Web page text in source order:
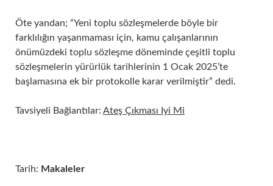
Öte yandan; “Yeni toplu sözleşmelerde böyle bir
farklılığın yaşanmaması için, kamu çalışanlarının
önümüzdeki toplu sözleşme döneminde çeşitli toplu
sözleşmelerin yürürlük tarihlerinin 1 Ocak 2025’te
başlamasına ek bir protokolle karar verilmiştir” dedi.
Tavsiyeli Bağlantılar: Ateş Çıkması Iyi Mi
Tarih: Makaleler